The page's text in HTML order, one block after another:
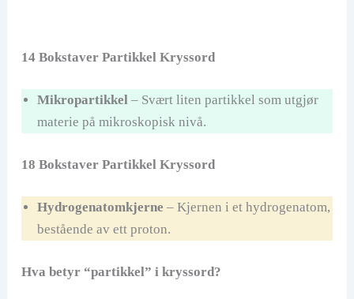
14 Bokstaver Partikkel Kryssord
Mikropartikkel– Svært liten partikkel som utgjør
materie på mikroskopisk nivå.
18 Bokstaver Partikkel Kryssord
Hydrogenatomkjerne – Kjernen i et hydrogenatom,
bestående av ett proton.
Hva betyr “partikkel” i kryssord?